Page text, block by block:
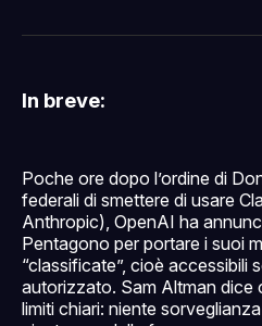
Facebook
Pinterest
LinkedIn
In breve:
Poche ore dopo l’ordine di
federali di smettere di usare
Anthropic), OpenAI ha
Pentagono per portare i suoi
“classificate”, cioè accessibili
autorizzato. Sam Altman
limiti chiari: niente